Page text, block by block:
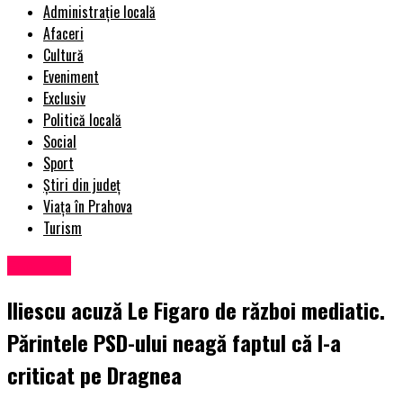
Administrație locală
Afaceri
Cultură
Eveniment
Exclusiv
Politică locală
Social
Sport
Știri din județ
Viața în Prahova
Turism
Iliescu acuză Le Figaro de război mediatic.
Părintele PSD-ului neagă faptul că l-a
criticat pe Dragnea